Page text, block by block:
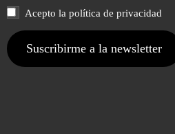
Acepto la política de privacidad